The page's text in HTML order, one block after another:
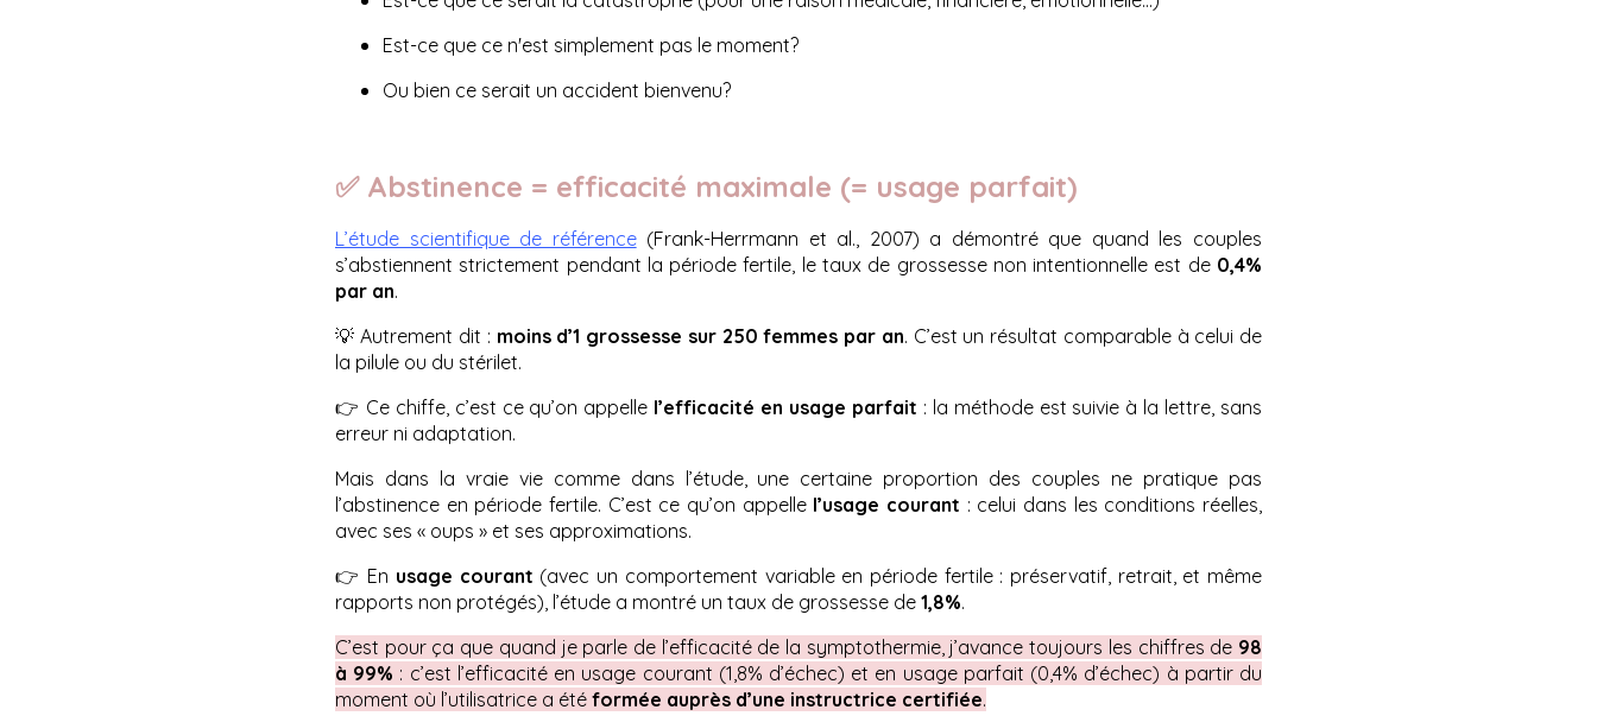
Est-ce que ce n'est simplement pas le moment?
Ou bien ce serait un accident bienvenu?
✅ Abstinence = efficacité maximale (= usage parfait)
L’étude scientifique de référence(Frank-Herrmann et al., 2007) a démontré que quand les couples
s’abstiennent strictement pendant la période fertile, le taux de grossesse non intentionnelle est de 0,4%
par an.
💡 Autrement dit : moins d’1 grossesse sur 250 femmes par an. C’est un résultat comparable à celui de
la pilule ou du stérilet.
👉 Ce chiffe, c’est ce qu’on appelle l’efficacité en usage parfait : la méthode est suivie à la lettre, sans
erreur ni adaptation.
Mais dans la vraie vie comme dans l’étude, une certaine proportion des couples ne pratique pas
l’abstinence en période fertile. C’est ce qu’on appelle l’usage courant : celui dans les conditions réelles,
avec ses « oups » et ses approximations.
👉 En usage courant (avec un comportement variable en période fertile : préservatif, retrait, et même
rapports non protégés), l’étude a montré un taux de grossesse de 1,8%.
C’est pour ça que quand je parle de l’efficacité de la symptothermie, j’avance toujours les chiffres de 98
à 99% : c’est l’efficacité en usage courant (1,8% d’échec) et en usage parfait (0,4% d’échec) à partir du
moment où l’utilisatrice a été formée auprès d’une instructrice certifiée.